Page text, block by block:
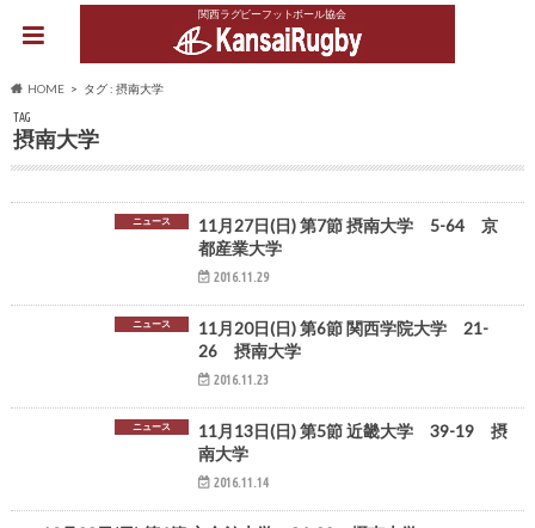
関西ラグビーフットボール協会
HOME タグ : 摂南大学
TAG
摂南大学
ニュース
11月27日(日) 第7節 摂南大学 5-64 京
都産業大学
2016.11.29
ニュース
11月20日(日) 第6節 関西学院大学 21-
26 摂南大学
2016.11.23
ニュース
11月13日(日) 第5節 近畿大学 39-19 摂
南大学
2016.11.14